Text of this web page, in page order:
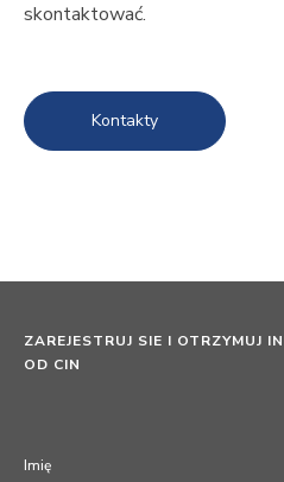
skontaktować.
Kontakty
ZAREJESTRUJ SIE I OTRZYMUJ
OD CIN